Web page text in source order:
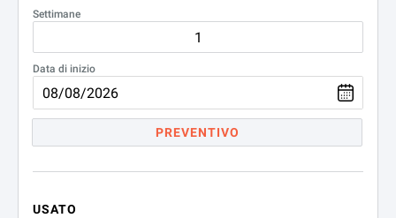
Settimane
Data di inizio
PREVENTIVO
USATO